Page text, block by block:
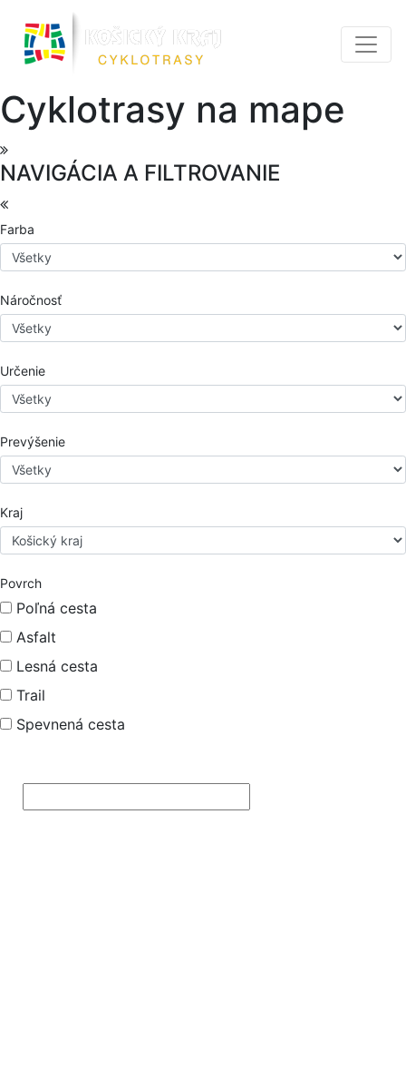
Cyklotrasy na mape
NAVIGÁCIA A FILTROVANIE
Farba
Náročnosť
Určenie
Prevýšenie
Kraj
Povrch
Poľná cesta
Asfalt
Lesná cesta
Trail
Spevnená cesta